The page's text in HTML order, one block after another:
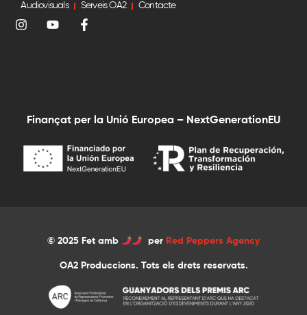
Audiovisuals Serveis OA2 Contacte
Finançat per la Unió Europea – NextGenerationEU
© 2025 Fet amb per Red Peppers Agency
OA2 Produccions. Tots els drets reservats.